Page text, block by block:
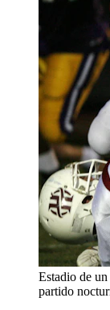
Estadio de
partido